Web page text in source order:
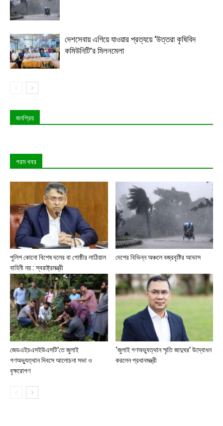
দেশসেবায় এগিয়ে যাওয়ার প্রত্যয়ে ‘উত্তরা কৃষিবিদ
কমিউনিটি’র মিলনমেলা
জনপ্রিয়
গরম খবর
পুলিশ কোনো বিশেষ দলের বা গোষ্ঠীর লাঠিয়াল
বাহিনী নয় : স্বরাষ্ট্রমন্ত্রী
দেশের বিভিন্ন অঞ্চলে বজ্রবৃষ্টির আভাস
জেডএইচএসইউএসটি’তে জুলাই
গণঅভ্যুত্থান দিবসে আলোচনা সভা ও
বৃক্ষরোপণ
‘জুলাই গণঅভ্যুত্থান স্মৃতি জাদুঘর’ উদ্বোধন
করলেন প্রধানমন্ত্রী